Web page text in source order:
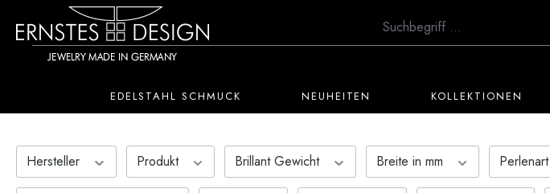
Hauptinhalt springen
Zur Suche springen
Zur Hauptnavigation springen
EDELSTAHL SCHMUCK NEUHEITEN KOLLEKTIONEN
Hersteller Produkt Brillant Gewicht Breite in mm Perlenart